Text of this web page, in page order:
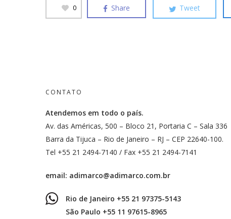
0 Share Tweet
CONTATO
Atendemos em todo o país.
Av. das Américas, 500 – Bloco 21, Portaria C – Sala 336
Barra da Tijuca – Rio de Janeiro – RJ – CEP 22640-100.
Tel +55 21 2494-7140 / Fax +55 21 2494-7141
email: adimarco@adimarco.com.br
Rio de Janeiro +55 21 97375-5143
São Paulo +55 11 97615-8965